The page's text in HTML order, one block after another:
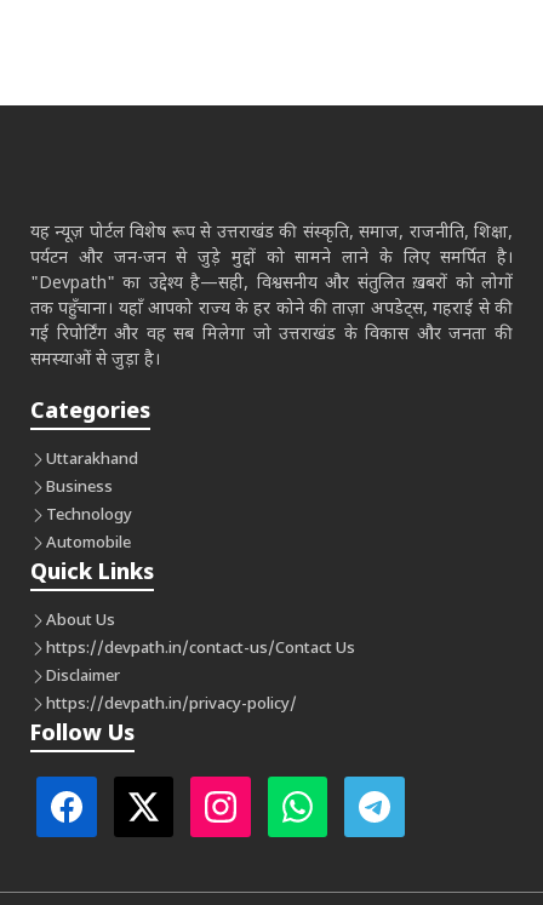
यह न्यूज़ पोर्टल विशेष रूप से उत्तराखंड की संस्कृति, समाज, राजनीति, शिक्षा,
पर्यटन और जन-जन से जुड़े मुद्दों को सामने लाने के लिए समर्पित है।
"Devpath" का उद्देश्य है—सही, विश्वसनीय और संतुलित ख़बरों को लोगों
तक पहुँचाना। यहाँ आपको राज्य के हर कोने की ताज़ा अपडेट्स, गहराई से की
गई रिपोर्टिंग और वह सब मिलेगा जो उत्तराखंड के विकास और जनता की
समस्याओं से जुड़ा है।
Categories
Uttarakhand
Business
Technology
Automobile
Quick Links
About Us
https://devpath.in/contact-us/Contact Us
Disclaimer
https://devpath.in/privacy-policy/
Follow Us